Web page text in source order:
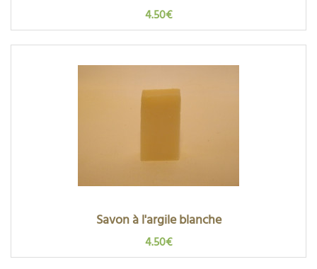
4.50€
Savon à l'argile blanche
4.50€